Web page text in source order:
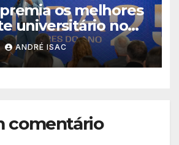
os melhores
universitário no
2025
ANDRÉ ISAC
comentário